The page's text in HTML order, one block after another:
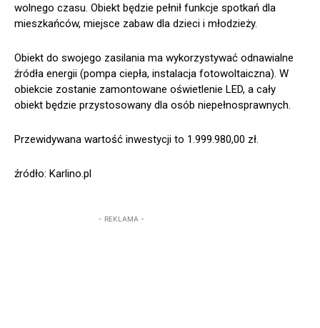
wolnego czasu. Obiekt będzie pełnił funkcje spotkań dla
mieszkańców, miejsce zabaw dla dzieci i młodzieży.
Obiekt do swojego zasilania ma wykorzystywać odnawialne
źródła energii (pompa ciepła, instalacja fotowoltaiczna). W
obiekcie zostanie zamontowane oświetlenie LED, a cały
obiekt będzie przystosowany dla osób niepełnosprawnych.
Przewidywana wartość inwestycji to 1.999.980,00 zł.
źródło: Karlino.pl
- REKLAMA -